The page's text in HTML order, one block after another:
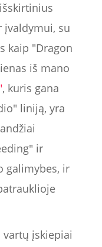
įvaldymui, su
kaip "Dragon
iš mano
, kuris gana
liniją, yra
ir
galimybes, ir
įskiepiai